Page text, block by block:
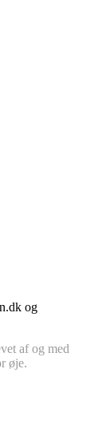
og
af og med
øje.